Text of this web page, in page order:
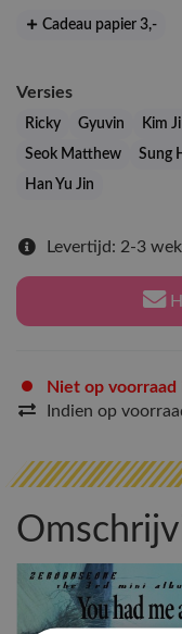
Cadeau papier 3,-
Versies
Ricky Gyuvin Kim
Seok Matthew
Sung
Han Yu Jin
Levertijd: 2-3
Niet op voorraad
Indien op